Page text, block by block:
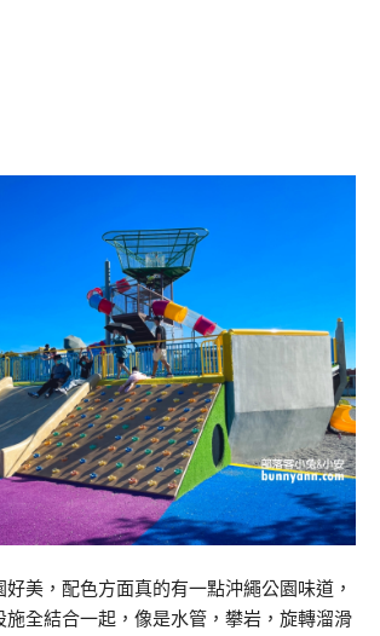
美，配色方面真的有一點沖繩公園味道，
施全結合一起，像是水管，攀岩，旋轉溜滑